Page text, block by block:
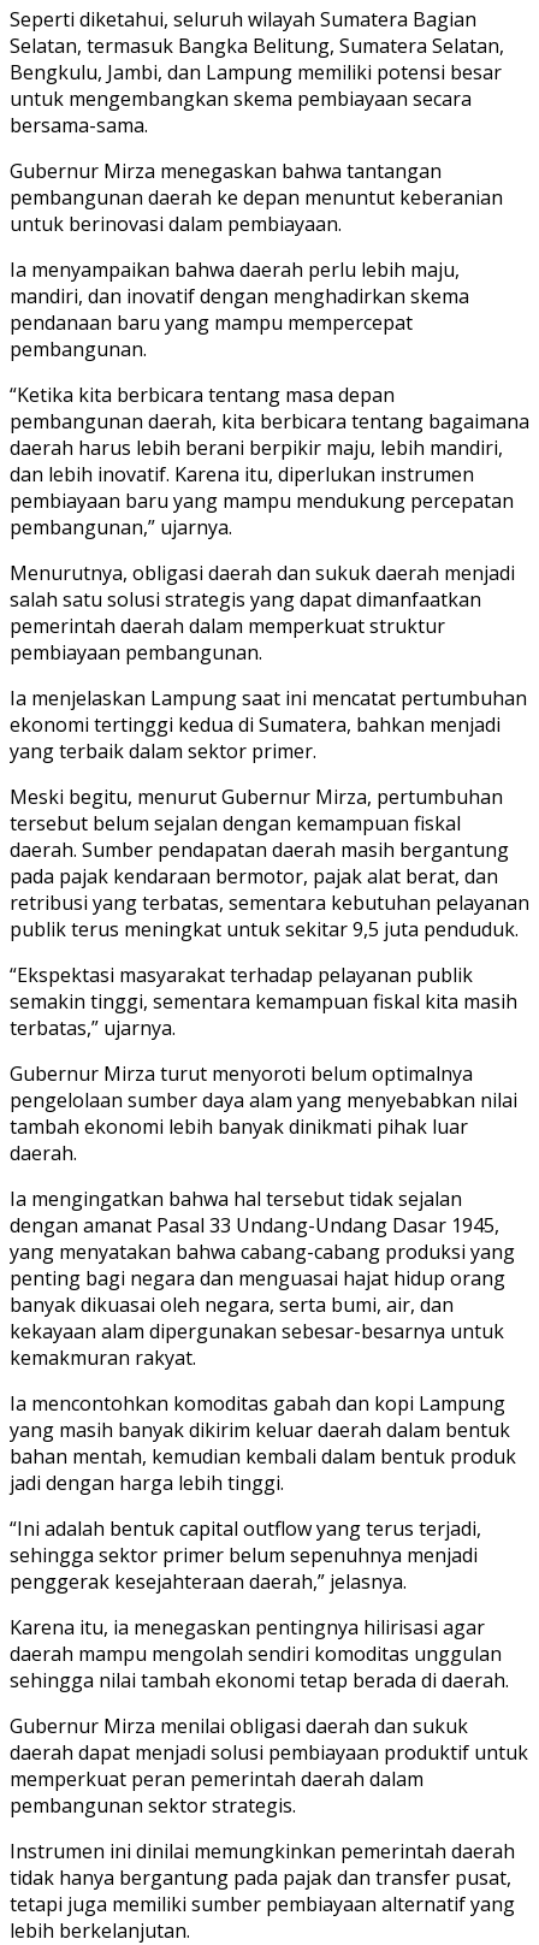
Seperti diketahui, seluruh wilayah Sumatera Bagian
Selatan, termasuk Bangka Belitung, Sumatera Selatan,
Bengkulu, Jambi, dan Lampung memiliki potensi besar
untuk mengembangkan skema pembiayaan secara
bersama-sama.
Gubernur Mirza menegaskan bahwa tantangan
pembangunan daerah ke depan menuntut keberanian
untuk berinovasi dalam pembiayaan.
Ia menyampaikan bahwa daerah perlu lebih maju,
mandiri, dan inovatif dengan menghadirkan skema
pendanaan baru yang mampu mempercepat
pembangunan.
“Ketika kita berbicara tentang masa depan
pembangunan daerah, kita berbicara tentang bagaimana
daerah harus lebih berani berpikir maju, lebih mandiri,
dan lebih inovatif. Karena itu, diperlukan instrumen
pembiayaan baru yang mampu mendukung percepatan
pembangunan,” ujarnya.
Menurutnya, obligasi daerah dan sukuk daerah menjadi
salah satu solusi strategis yang dapat dimanfaatkan
pemerintah daerah dalam memperkuat struktur
pembiayaan pembangunan.
Ia menjelaskan Lampung saat ini mencatat pertumbuhan
ekonomi tertinggi kedua di Sumatera, bahkan menjadi
yang terbaik dalam sektor primer.
Meski begitu, menurut Gubernur Mirza, pertumbuhan
tersebut belum sejalan dengan kemampuan fiskal
daerah. Sumber pendapatan daerah masih bergantung
pada pajak kendaraan bermotor, pajak alat berat, dan
retribusi yang terbatas, sementara kebutuhan pelayanan
publik terus meningkat untuk sekitar 9,5 juta penduduk.
“Ekspektasi masyarakat terhadap pelayanan publik
semakin tinggi, sementara kemampuan fiskal kita masih
terbatas,” ujarnya.
Gubernur Mirza turut menyoroti belum optimalnya
pengelolaan sumber daya alam yang menyebabkan nilai
tambah ekonomi lebih banyak dinikmati pihak luar
daerah.
Ia mengingatkan bahwa hal tersebut tidak sejalan
dengan amanat Pasal 33 Undang-Undang Dasar 1945,
yang menyatakan bahwa cabang-cabang produksi yang
penting bagi negara dan menguasai hajat hidup orang
banyak dikuasai oleh negara, serta bumi, air, dan
kekayaan alam dipergunakan sebesar-besarnya untuk
kemakmuran rakyat.
Ia mencontohkan komoditas gabah dan kopi Lampung
yang masih banyak dikirim keluar daerah dalam bentuk
bahan mentah, kemudian kembali dalam bentuk produk
jadi dengan harga lebih tinggi.
“Ini adalah bentuk capital outflow yang terus terjadi,
sehingga sektor primer belum sepenuhnya menjadi
penggerak kesejahteraan daerah,” jelasnya.
Karena itu, ia menegaskan pentingnya hilirisasi agar
daerah mampu mengolah sendiri komoditas unggulan
sehingga nilai tambah ekonomi tetap berada di daerah.
Gubernur Mirza menilai obligasi daerah dan sukuk
daerah dapat menjadi solusi pembiayaan produktif untuk
memperkuat peran pemerintah daerah dalam
pembangunan sektor strategis.
Instrumen ini dinilai memungkinkan pemerintah daerah
tidak hanya bergantung pada pajak dan transfer pusat,
tetapi juga memiliki sumber pembiayaan alternatif yang
lebih berkelanjutan.